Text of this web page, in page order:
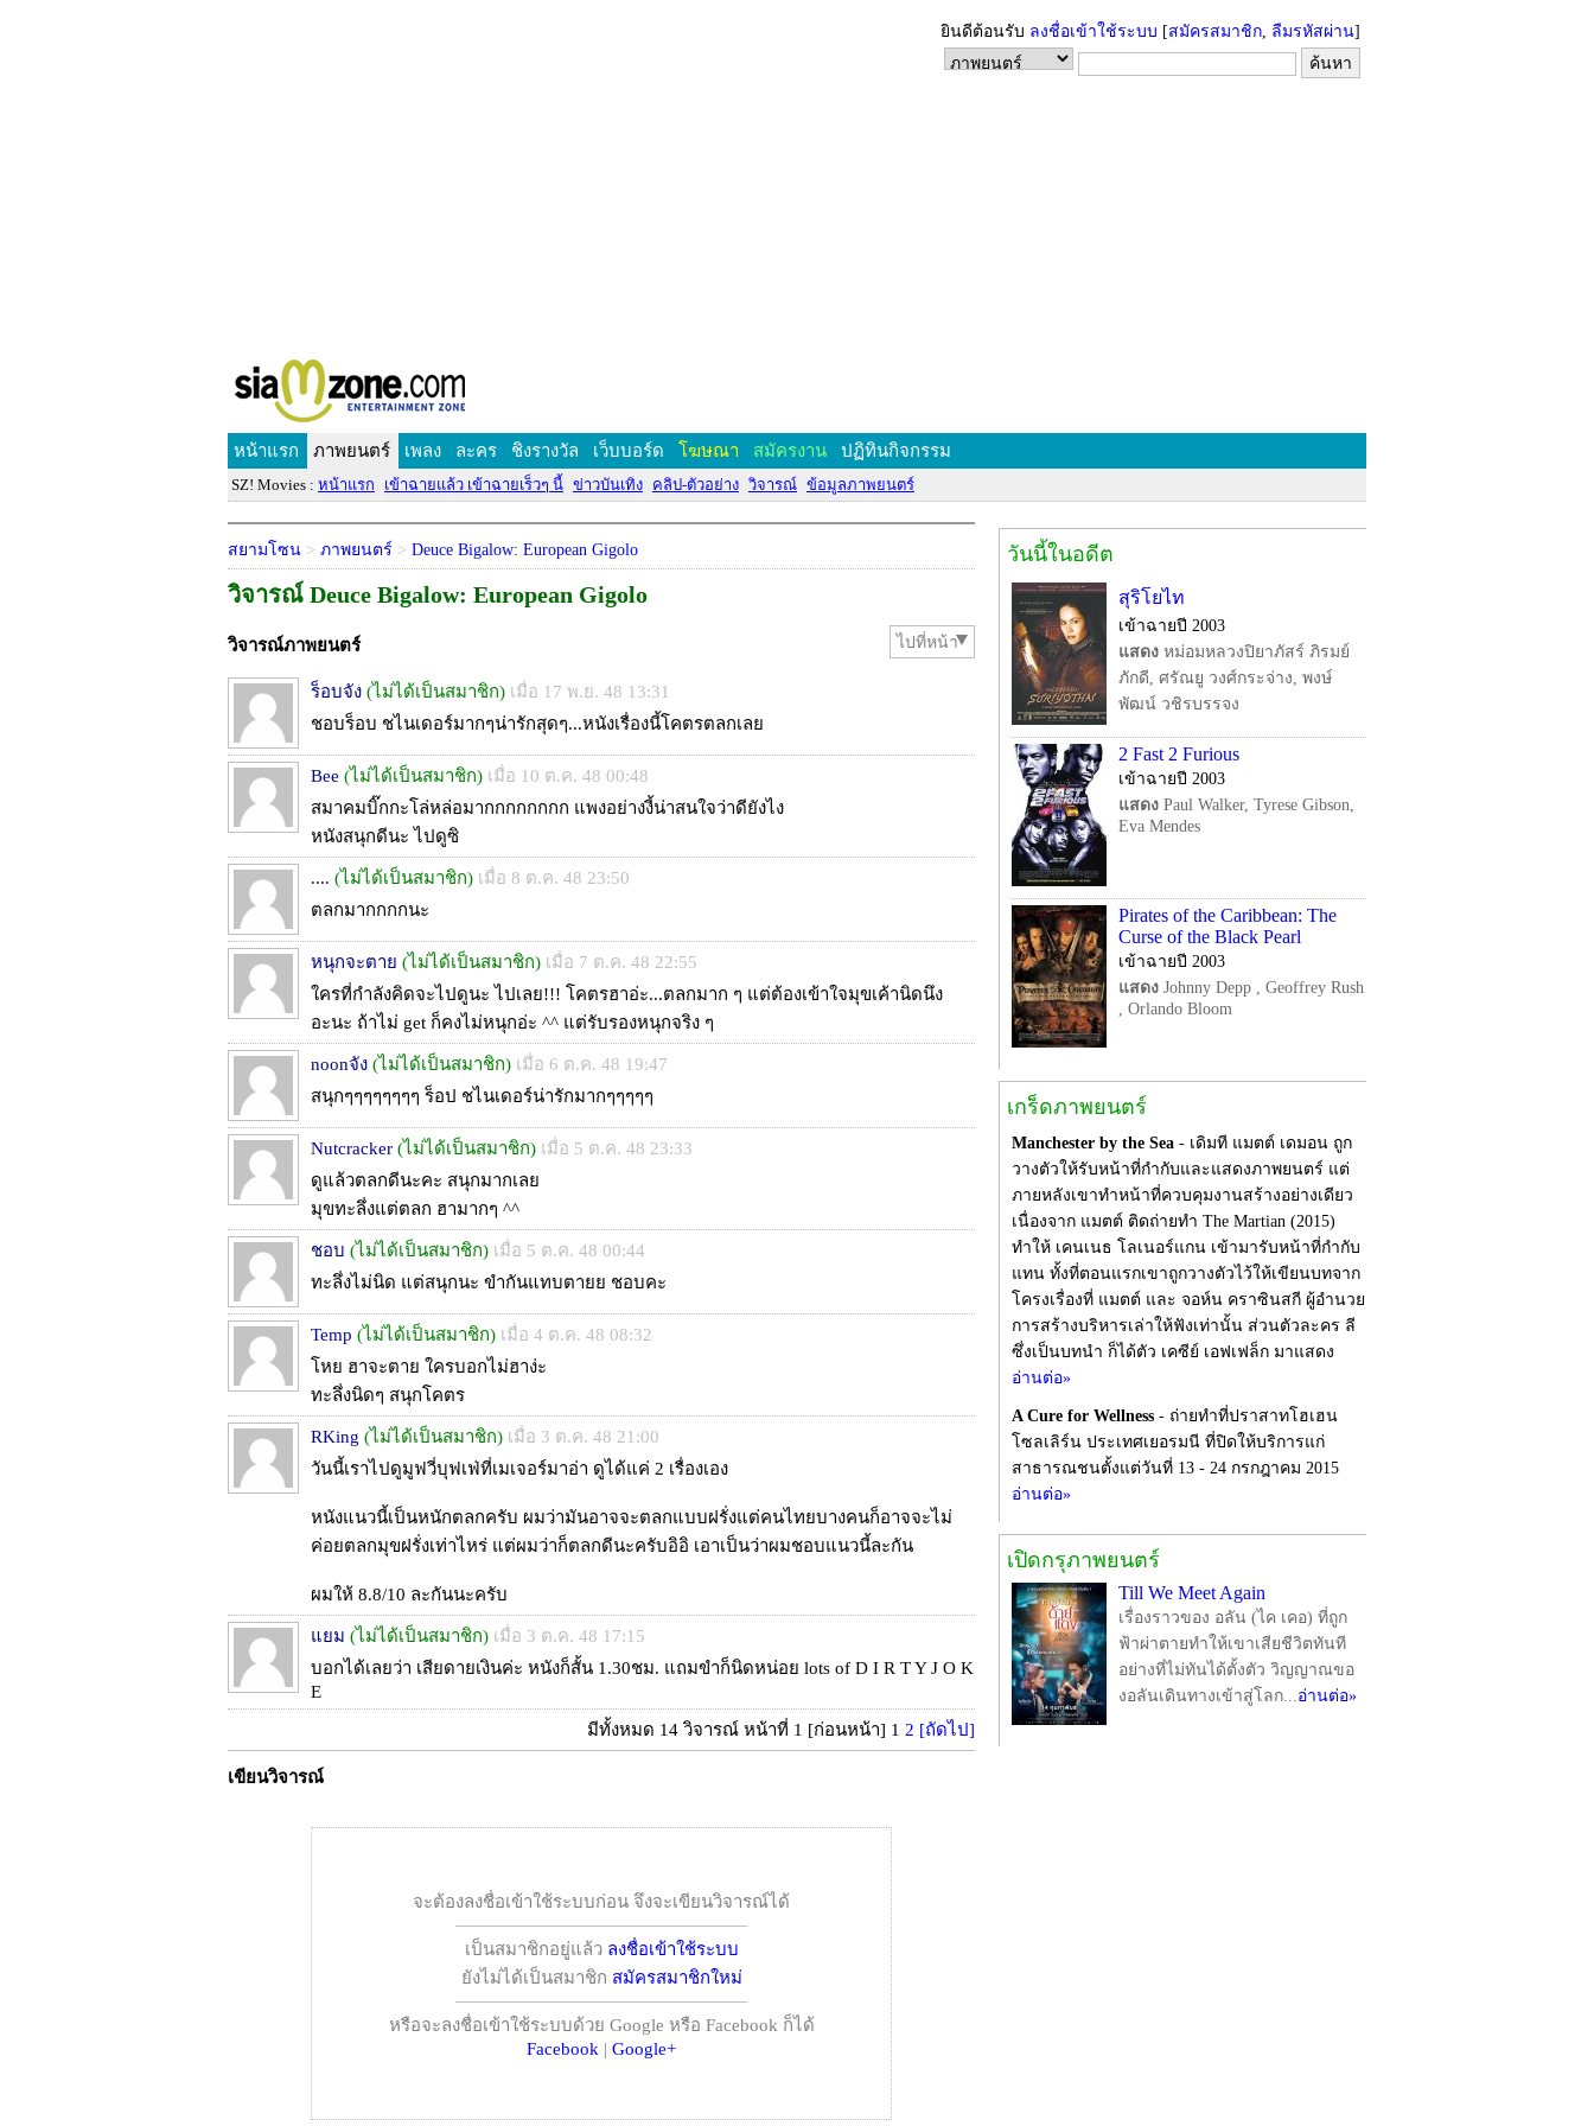
ยินดีต้อนรับ ลงชื่อเข้าใช้ระบบ [สมัครสมาชิก, ลืมรหัสผ่าน]
หน้าแรก ภาพยนตร์ เพลง ละคร ชิงรางวัล เว็บบอร์ด โฆษณา สมัครงาน ปฏิทินกิจกรรม
SZ! Movies : หน้าแรก เข้าฉายแล้ว เข้าฉายเร็วๆ นี้ ข่าวบันเทิง คลิป-ตัวอย่าง วิจารณ์ ข้อมูลภาพยนตร์
สยามโซน > ภาพยนตร์ > Deuce Bigalow: European Gigolo
วิจารณ์ Deuce Bigalow: European Gigolo
ไปที่หน้า
วิจารณ์ภาพยนตร์
ร็อบจัง (ไม่ได้เป็นสมาชิก) เมื่อ 17 พ.ย. 48 13:31
ชอบร็อบ ชไนเดอร์มากๆน่ารักสุดๆ...หนังเรื่องนี้โคตรตลกเลย
Bee (ไม่ได้เป็นสมาชิก) เมื่อ 10 ต.ค. 48 00:48
สมาคมบิ๊กกะโล่หล่อมากกกกกกกก แพงอย่างงี้น่าสนใจว่าดียังไง
หนังสนุกดีนะ ไปดูซิ
.... (ไม่ได้เป็นสมาชิก) เมื่อ 8 ต.ค. 48 23:50
ตลกมากกกกนะ
หนุกจะตาย (ไม่ได้เป็นสมาชิก) เมื่อ 7 ต.ค. 48 22:55
ใครที่กำลังคิดจะไปดูนะ ไปเลย!!! โคตรฮาอ่ะ...ตลกมาก ๆ แต่ต้องเข้าใจมุขเค้านิดนึง
อะนะ ถ้าไม่ get ก็คงไม่หนุกอ่ะ ^^ แต่รับรองหนุกจริง ๆ
noonจัง (ไม่ได้เป็นสมาชิก) เมื่อ 6 ต.ค. 48 19:47
สนุกๆๆๆๆๆๆๆๆ ร็อป ชไนเดอร์น่ารักมากๆๆๆๆๆ
Nutcracker (ไม่ได้เป็นสมาชิก) เมื่อ 5 ต.ค. 48 23:33
ดูแล้วตลกดีนะคะ สนุกมากเลย
มุขทะลึ่งแต่ตลก ฮามากๆ ^^
ชอบ (ไม่ได้เป็นสมาชิก) เมื่อ 5 ต.ค. 48 00:44
ทะลึ่งไม่นิด แต่สนุกนะ ขำกันแทบตายย ชอบคะ
Temp (ไม่ได้เป็นสมาชิก) เมื่อ 4 ต.ค. 48 08:32
โหย ฮาจะตาย ใครบอกไม่ฮาง่ะ
ทะลึ่งนิดๆ สนุกโคตร
RKing (ไม่ได้เป็นสมาชิก) เมื่อ 3 ต.ค. 48 21:00
วันนี้เราไปดูมูฟวี่บุฟเฟ่ที่เมเจอร์มาอ่า ดูได้แค่ 2 เรื่องเอง
หนังแนวนี้เป็นหนักตลกครับ ผมว่ามันอาจจะตลกแบบฝรั่งแต่คนไทยบางคนก็อาจจะไม่
ค่อยตลกมุขฝรั่งเท่าไหร่ แต่ผมว่าก็ตลกดีนะครับอิอิ เอาเป็นว่าผมชอบแนวนี้ละกัน
ผมให้ 8.8/10 ละกันนะครับ
แยม (ไม่ได้เป็นสมาชิก) เมื่อ 3 ต.ค. 48 17:15
บอกได้เลยว่า เสียดายเงินค่ะ หนังก็สั้น 1.30ชม. แถมขำก็นิดหน่อย lots of D I R T Y J O K
E
มีทั้งหมด 14 วิจารณ์ หน้าที่ 1 [ก่อนหน้า] 1 2 [ถัดไป]
เขียนวิจารณ์
จะต้องลงชื่อเข้าใช้ระบบก่อน จึงจะเขียนวิจารณ์ได้
เป็นสมาชิกอยู่แล้ว ลงชื่อเข้าใช้ระบบ
ยังไม่ได้เป็นสมาชิก สมัครสมาชิกใหม่
หรือจะลงชื่อเข้าใช้ระบบด้วย Google หรือ Facebook ก็ได้
Facebook | Google+
วันนี้ในอดีต
สุริโยไท
เข้าฉายปี 2003
แสดง หม่อมหลวงปิยาภัสร์ ภิรมย์
ภักดี, ศรัณยู วงศ์กระจ่าง, พงษ์
พัฒน์ วชิรบรรจง
2 Fast 2 Furious
เข้าฉายปี 2003
แสดง Paul Walker, Tyrese Gibson,
Eva Mendes
Pirates of the Caribbean: The
Curse of the Black Pearl
เข้าฉายปี 2003
แสดง Johnny Depp , Geoffrey Rush
, Orlando Bloom
เกร็ดภาพยนตร์
Manchester by the Sea - เดิมที แมตต์ เดมอน ถูก
วางตัวให้รับหน้าที่กำกับและแสดงภาพยนตร์ แต่
ภายหลังเขาทำหน้าที่ควบคุมงานสร้างอย่างเดียว
เนื่องจาก แมตต์ ติดถ่ายทำ The Martian (2015)
ทำให้ เคนเนธ โลเนอร์แกน เข้ามารับหน้าที่กำกับ
แทน ทั้งที่ตอนแรกเขาถูกวางตัวไว้ให้เขียนบทจาก
โครงเรื่องที่ แมตต์ และ จอห์น คราซินสกี ผู้อำนวย
การสร้างบริหารเล่าให้ฟังเท่านั้น ส่วนตัวละคร ลี
ซึ่งเป็นบทนำ ก็ได้ตัว เคซีย์ เอฟเฟล็ก มาแสดง
อ่านต่อ»
A Cure for Wellness - ถ่ายทำที่ปราสาทโฮเฮน
โซลเลิร์น ประเทศเยอรมนี ที่ปิดให้บริการแก่
สาธารณชนตั้งแต่วันที่ 13 - 24 กรกฎาคม 2015
อ่านต่อ»
เปิดกรุภาพยนตร์
Till We Meet Again
เรื่องราวของ อลัน (ไค เคอ) ที่ถูก
ฟ้าผ่าตายทำให้เขาเสียชีวิตทันที
อย่างที่ไม่ทันได้ตั้งตัว วิญญาณขอ
งอลันเดินทางเข้าสู่โลก...อ่านต่อ»